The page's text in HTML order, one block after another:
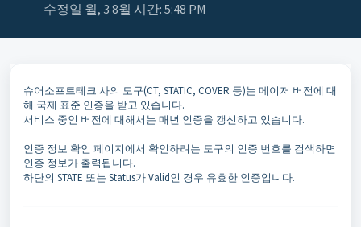
수정일 월, 3 8월 시간: 5:48 PM
슈어소프트테크 사의 도구(CT, STATIC, COVER 등)는 메이저 버전에 대
해 국제 표준 인증을 받고 있습니다.
서비스 중인 버전에 대해서는 매년 인증을 갱신하고 있습니다.
인증 정보 확인 페이지에서 확인하려는 도구의 인증 번호를 검색하면
인증 정보가 출력됩니다.
하단의 STATE 또는 Status가 Valid인 경우 유효한 인증입니다.